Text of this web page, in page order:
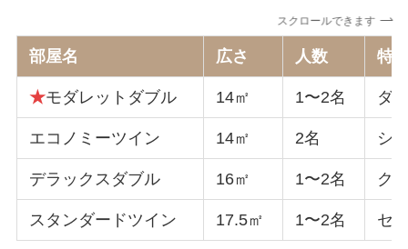
スクロールできます
部屋名 広さ 人数 特
★モダレットダブル 14㎡ 1〜2名 ダ
エコノミーツイン 14㎡ 2名 シ
デラックスダブル 16㎡ 1〜2名 ク
スタンダードツイン 17.5㎡ 1〜2名 セ